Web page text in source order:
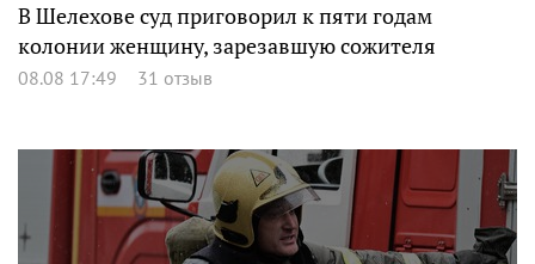
В Шелехове суд приговорил к пяти годам
колонии женщину, зарезавшую сожителя
08.08 17:49 31 отзыв